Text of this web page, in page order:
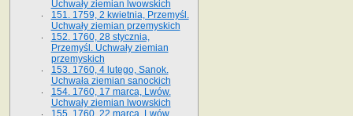
Uchwały ziemian lwowskich
151. 1759, 2 kwietnia, Przemyśl.
Uchwały ziemian przemyskich
152. 1760, 28 stycznia,
Przemyśl. Uchwały ziemian
przemyskich
153. 1760, 4 lutego, Sanok.
Uchwała ziemian sanockich
154. 1760, 17 marca, Lwów.
Uchwały ziemian lwowskich
155. 1760, 22 marca, Lwów.